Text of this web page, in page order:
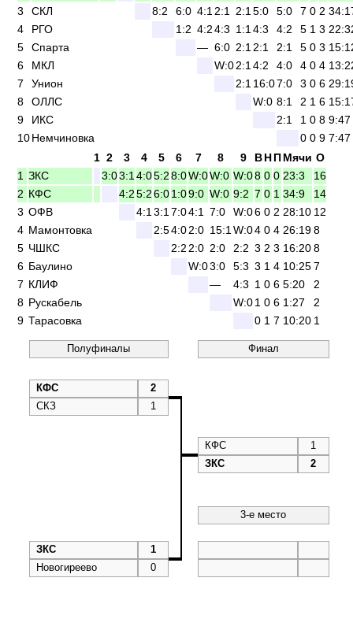
3
СКЛ 8:2 6:0 4:1 2:1 2:1 5:0 5:0 7 0 2
4
РГО 1:2 4:24:3 1:1 4:3 4:2 5 1 3
5
Спарта — 6:0 2:1 2:1 2:1 5 0 3
6
МКЛ W:02:1 4:2 4:0 4 0 4
7
Унион 2:1 16:07:0 3 0 6
8
ОЛЛС W:0 8:1 2 1 6
9
ИКС 2:1 1 0 8 9:47
10Немчиновка 0 0 9 7:47
1 2 3 4 5 6 7 8 9 ВНПМячи О
1 ЗКС 3:03:1 4:05:28:0W:0W:0 W:08 0 0 23:3
16
2 КФС 4:25:26:01:09:0 W:0 9:2 7 0 1 34:9
14
3 ОФВ 4:1 3:1 7:04:1 7:0 W:06 0 2 28:10 12
4 Мамонтовка 2:54:02:0 15:1 W:04 0 4 26:198
5 ЧШКС 2:2 2:0 2:0 2:2 3 2 3 16:208
6 Баулино W:03:0 5:3 3 1 4 10:257
7 КЛИФ — 4:3 1 0 6 5:20
2
8 Рускабель W:01 0 6 1:27
2
9 Тарасовка 0 1 7 10:20 1
Полуфиналы Финал
КФС
2
СКЗ
1
КФС
1
ЗКС
2
3-е место
ЗКС
1
Новогиреево
0